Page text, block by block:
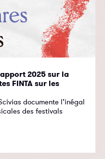
2025 sur la
FINTA sur les
documente l’inégal
des festivals